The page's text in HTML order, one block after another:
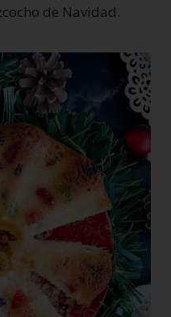
de Navidad.